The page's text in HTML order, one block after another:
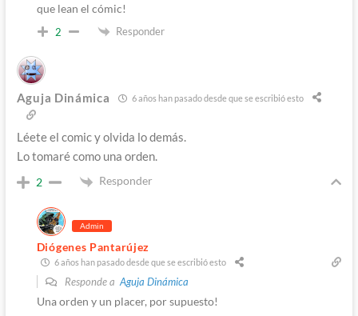
que lean el cómic!
2 Responder
Aguja Dinámica 6 años han pasado desde que se escribió esto
Léete el comic y olvida lo demás.
Lo tomaré como una orden.
2 Responder
Admin
Diógenes Pantarújez
6 años han pasado desde que se escribió esto
Responde a Aguja Dinámica
Una orden y un placer, por supuesto!